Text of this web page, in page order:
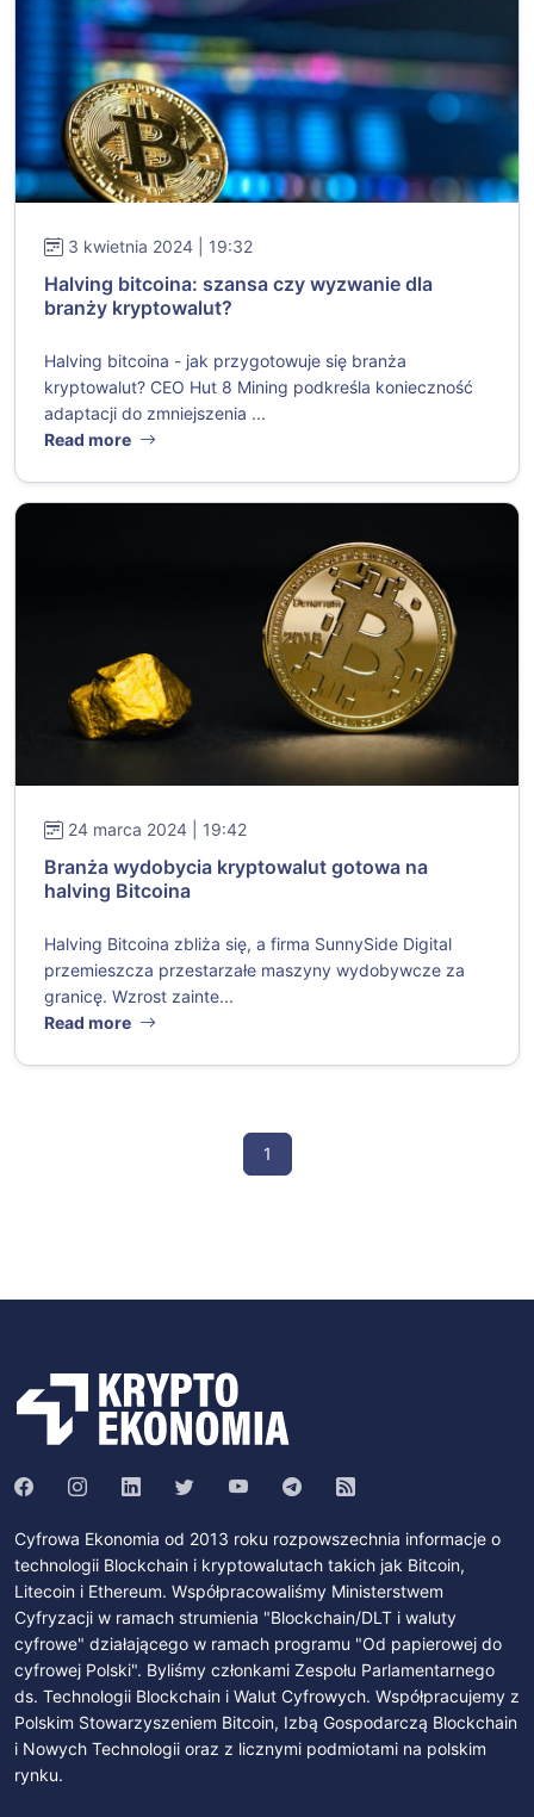
3 kwietnia 2024 | 19:32
Halving bitcoina: szansa czy wyzwanie dla
branży kryptowalut?
Halving bitcoina - jak przygotowuje się branża
kryptowalut? CEO Hut 8 Mining podkreśla konieczność
adaptacji do zmniejszenia ...
Read more
24 marca 2024 | 19:42
Branża wydobycia kryptowalut gotowa na
halving Bitcoina
Halving Bitcoina zbliża się, a firma SunnySide Digital
przemieszcza przestarzałe maszyny wydobywcze za
granicę. Wzrost zainte...
Read more
1
Cyfrowa Ekonomia od 2013 roku rozpowszechnia informacje o
technologii Blockchain i kryptowalutach takich jak Bitcoin,
Litecoin i Ethereum. Współpracowaliśmy Ministerstwem
Cyfryzacji w ramach strumienia "Blockchain/DLT i waluty
cyfrowe" działającego w ramach programu "Od papierowej do
cyfrowej Polski". Byliśmy członkami Zespołu Parlamentarnego
ds. Technologii Blockchain i Walut Cyfrowych. Współpracujemy z
Polskim Stowarzyszeniem Bitcoin, Izbą Gospodarczą Blockchain
i Nowych Technologii oraz z licznymi podmiotami na polskim
rynku.